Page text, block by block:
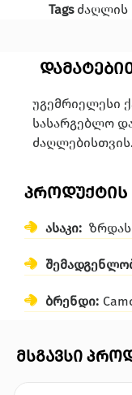
Tags ძაღლის
უგემრიელესი
სასარგებლო
ძაღლებისთვის.
პროდუქტის
ასაკი:
ბრენდი:
მსგავსი